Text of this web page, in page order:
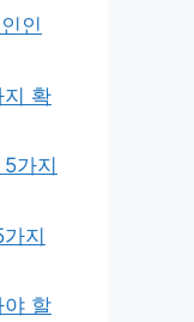
인
지 확
가지
지
야 할